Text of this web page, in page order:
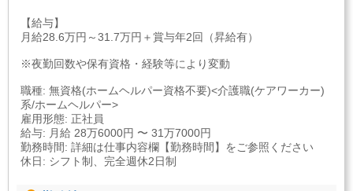
【給与】
月給28.6万円～31.7万円＋賞与年2回（昇給有）
※夜勤回数や保有資格・経験等により変動
職種: 無資格(ホームヘルパー資格不要)<介護職(ケアワーカー)
系/ホームヘルパー>
雇用形態: 正社員
給与: 月給 28万6000円 〜 31万7000円
勤務時間: 詳細は仕事内容欄【勤務時間】をご参照ください
休日: シフト制、完全週休2日制